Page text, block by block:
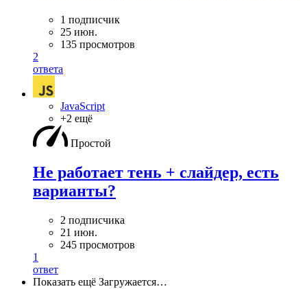
1 подписчик
25 июн.
135 просмотров
2
ответа
JavaScript
+2 ещё
Простой
Не работает тень + слайдер, есть
варианты?
2 подписчика
21 июн.
245 просмотров
1
ответ
Показать ещё Загружается…